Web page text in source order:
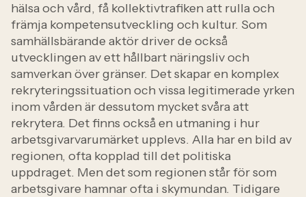
hälsa och vård, få kollektivtrafiken att rulla och
främja kompetensutveckling och kultur. Som
samhällsbärande aktör driver de också
utvecklingen av ett hållbart näringsliv och
samverkan över gränser. Det skapar en komplex
rekryteringssituation och vissa legitimerade yrken
inom vården är dessutom mycket svåra att
rekrytera. Det finns också en utmaning i hur
arbetsgivarvarumärket upplevs. Alla har en bild av
regionen, ofta kopplad till det politiska
uppdraget. Men det som regionen står för som
arbetsgivare hamnar ofta i skymundan. Tidigare